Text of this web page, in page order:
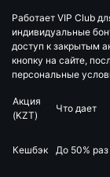
Работает VIP Club
индивидуальные
доступ к закрытым
кнопку на сайте,
персональные
Акция
(KZT)
Что дает
Кешбэк До 50%